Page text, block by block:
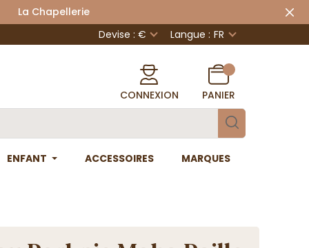
Chapellerie
Devise : €
Langue : FR
CONNEXION PANIER
ENFANT ACCESSOIRES MARQUES